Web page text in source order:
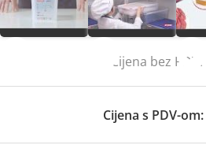
Cijena bez PDV:
Cijena s PDV-om: